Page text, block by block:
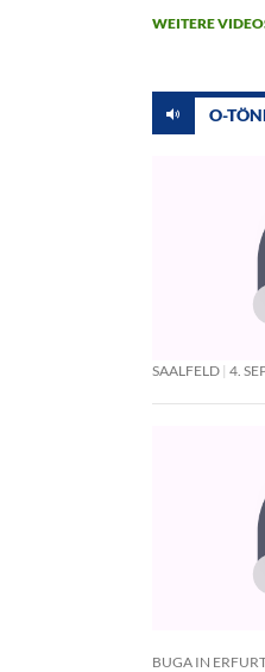
WEITERE
O-
SAALFELD 4.
BUGA IN